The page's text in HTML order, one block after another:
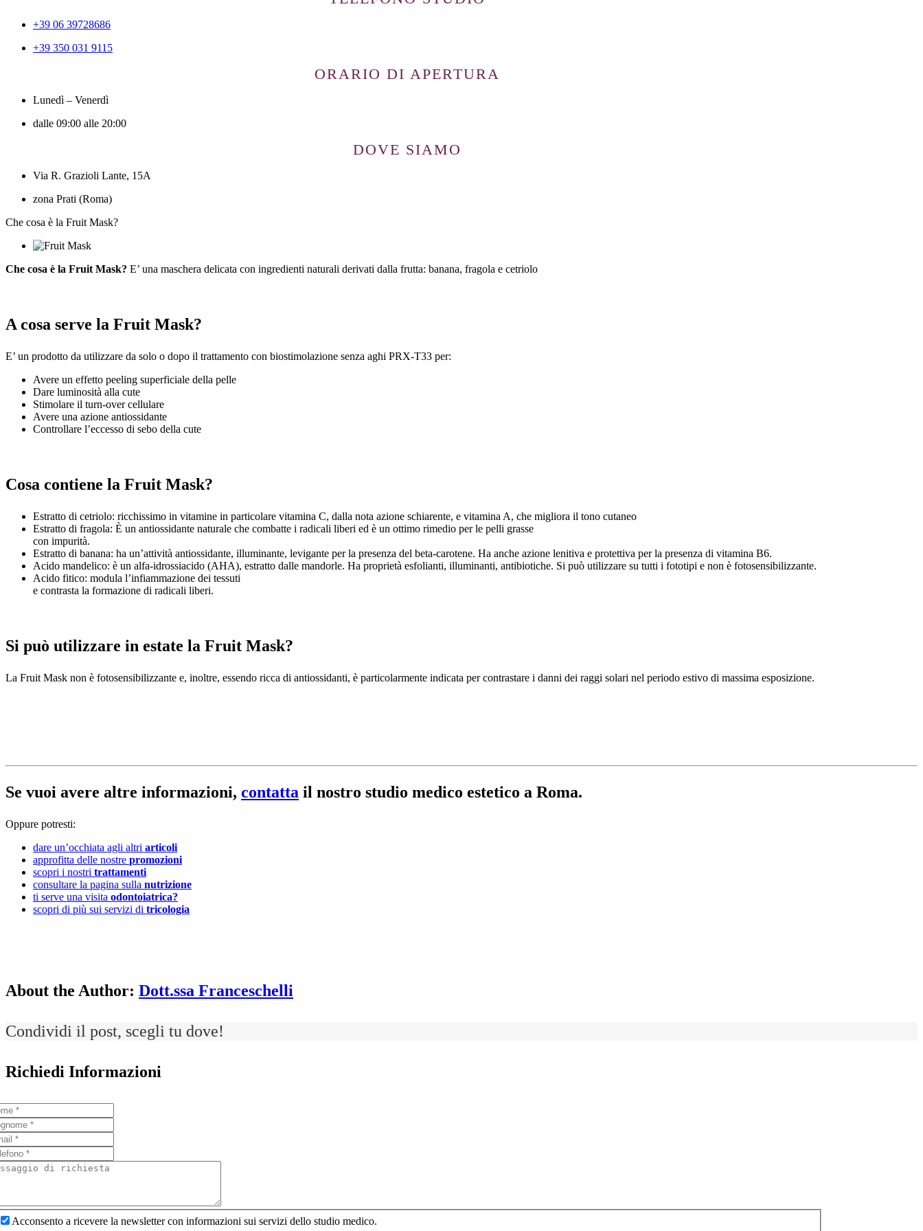
+39 06 39728686
+39 350 031 9115
ORARIO DI APERTURA
Lunedì – Venerdì
dalle 09:00 alle 20:00
DOVE SIAMO
Via R. Grazioli Lante, 15A
zona Prati (Roma)
Che cosa è la Fruit Mask?
Che cosa è la Fruit Mask? E’ una maschera delicata con ingredienti naturali derivati dalla frutta: banana, fragola e cetriolo
A cosa serve la Fruit Mask?
E’ un prodotto da utilizzare da solo o dopo il trattamento con biostimolazione senza aghi PRX-T33 per:
Avere un effetto peeling superficiale della pelle
Dare luminosità alla cute
Stimolare il turn-over cellulare
Avere una azione antiossidante
Controllare l’eccesso di sebo della cute
Cosa contiene la Fruit Mask?
Estratto di cetriolo: ricchissimo in vitamine in particolare vitamina C, dalla nota azione schiarente, e vitamina A, che migliora il tono cutaneo
Estratto di fragola: È un antiossidante naturale che combatte i radicali liberi ed è un ottimo rimedio per le pelli grasse
con impurità.
Estratto di banana: ha un’attività antiossidante, illuminante, levigante per la presenza del beta-carotene. Ha anche azione lenitiva e protettiva per la presenza di vitamina B6.
Acido mandelico: è un alfa-idrossiacido (AHA), estratto dalle mandorle. Ha proprietà esfolianti, illuminanti, antibiotiche. Si può utilizzare su tutti i fototipi e non è fotosensibilizzante.
Acido fitico: modula l’infiammazione dei tessuti
e contrasta la formazione di radicali liberi.
Si può utilizzare in estate la Fruit Mask?
La Fruit Mask non è fotosensibilizzante e, inoltre, essendo ricca di antiossidanti, è particolarmente indicata per contrastare i danni dei raggi solari nel periodo estivo di massima esposizione.
Se vuoi avere altre informazioni, contatta il nostro studio medico estetico a Roma.
Oppure potresti:
dare un’occhiata agli altri articoli
approfitta delle nostre promozioni
scopri i nostri trattamenti
consultare la pagina sulla nutrizione
ti serve una visita odontoiatrica?
scopri di più sui servizi di tricologia
About the Author: Dott.ssa Franceschelli
Condividi il post, scegli tu dove!
Richiedi Informazioni
Acconsento a ricevere la newsletter con informazioni sui servizi dello studio medico.